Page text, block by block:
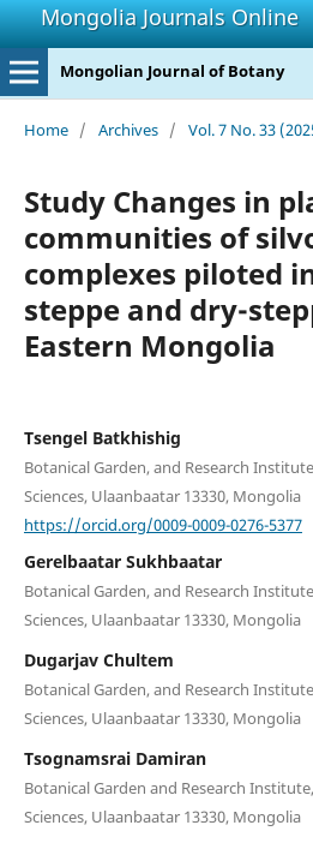
Mongolia Journals Online
Mongolian Journal of Botany
Home / Archives / Vol. 7 No. 33
Study Changes in
communities of
complexes piloted
steppe and dry-
Eastern Mongolia
Tsengel Batkhishig
Botanical Garden, and Research
Sciences, Ulaanbaatar 13330, Mongolia
https://orcid.org/0009-0009-0276-5377
Gerelbaatar Sukhbaatar
Botanical Garden, and Research
Sciences, Ulaanbaatar 13330, Mongolia
Dugarjav Chultem
Botanical Garden, and Research
Sciences, Ulaanbaatar 13330, Mongolia
Tsognamsrai Damiran
Botanical Garden and Research
Sciences, Ulaanbaatar 13330, Mongolia